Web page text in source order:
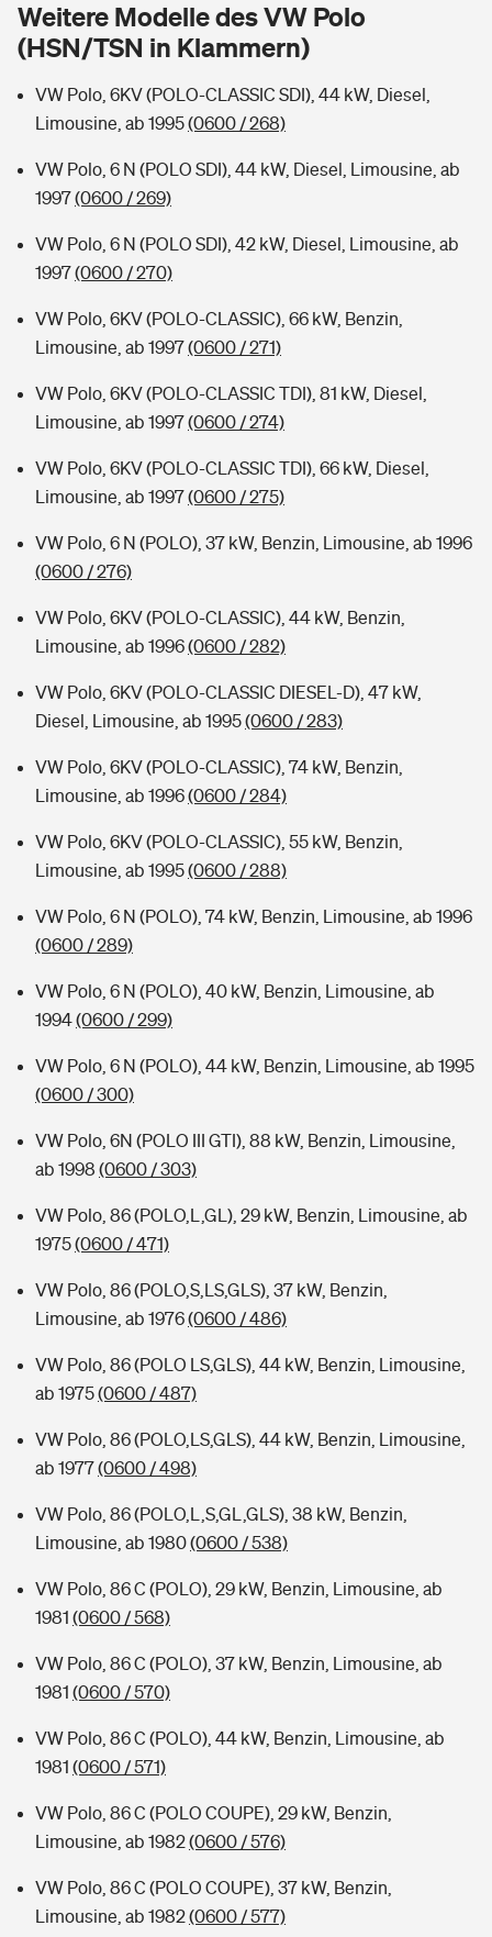
Hochwasser-Check: Wie gefährdet ist Ihr Haus?
Sie haben Fragen?
Private Cyberversicherung
Zur Übersicht
Kinderunfall-Check: Mehr Sicherheit für deine Kids
Typklassen: So ist Ihr Auto eingestuft
Sie haben Fragen?
Rentenrechner: Wie viel Geld bekomme ich im Alter?
Weitere Modelle des VW Polo
(HSN/TSN in Klammern)
VW Polo, 6KV (POLO-CLASSIC SDI), 44 kW, Diesel,
Limousine, ab 1995(0600 / 268)
VW Polo, 6 N (POLO SDI), 44 kW, Diesel, Limousine, ab
1997(0600 / 269)
VW Polo, 6 N (POLO SDI), 42 kW, Diesel, Limousine, ab
1997(0600 / 270)
VW Polo, 6KV (POLO-CLASSIC), 66 kW, Benzin,
Limousine, ab 1997(0600 / 271)
VW Polo, 6KV (POLO-CLASSIC TDI), 81 kW, Diesel,
Limousine, ab 1997(0600 / 274)
VW Polo, 6KV (POLO-CLASSIC TDI), 66 kW, Diesel,
Limousine, ab 1997(0600 / 275)
VW Polo, 6 N (POLO), 37 kW, Benzin, Limousine, ab 1996
(0600 / 276)
VW Polo, 6KV (POLO-CLASSIC), 44 kW, Benzin,
Limousine, ab 1996(0600 / 282)
VW Polo, 6KV (POLO-CLASSIC DIESEL-D), 47 kW,
Diesel, Limousine, ab 1995(0600 / 283)
VW Polo, 6KV (POLO-CLASSIC), 74 kW, Benzin,
Limousine, ab 1996(0600 / 284)
VW Polo, 6KV (POLO-CLASSIC), 55 kW, Benzin,
Limousine, ab 1995(0600 / 288)
VW Polo, 6 N (POLO), 74 kW, Benzin, Limousine, ab 1996
(0600 / 289)
VW Polo, 6 N (POLO), 40 kW, Benzin, Limousine, ab
1994(0600 / 299)
VW Polo, 6 N (POLO), 44 kW, Benzin, Limousine, ab 1995
(0600 / 300)
VW Polo, 6N (POLO III GTI), 88 kW, Benzin, Limousine,
ab 1998 (0600 / 303)
VW Polo, 86 (POLO,L,GL), 29 kW, Benzin, Limousine, ab
1975(0600 / 471)
VW Polo, 86 (POLO,S,LS,GLS), 37 kW, Benzin,
Limousine, ab 1976(0600 / 486)
VW Polo, 86 (POLO LS,GLS), 44 kW, Benzin, Limousine,
ab 1975(0600 / 487)
VW Polo, 86 (POLO,LS,GLS), 44 kW, Benzin, Limousine,
ab 1977(0600 / 498)
VW Polo, 86 (POLO,L,S,GL,GLS), 38 kW, Benzin,
Limousine, ab 1980(0600 / 538)
VW Polo, 86 C (POLO), 29 kW, Benzin, Limousine, ab
1981 (0600 / 568)
VW Polo, 86 C (POLO), 37 kW, Benzin, Limousine, ab
1981 (0600 / 570)
VW Polo, 86 C (POLO), 44 kW, Benzin, Limousine, ab
1981 (0600 / 571)
VW Polo, 86 C (POLO COUPE), 29 kW, Benzin,
Limousine, ab 1982(0600 / 576)
VW Polo, 86 C (POLO COUPE), 37 kW, Benzin,
Limousine, ab 1982(0600 / 577)